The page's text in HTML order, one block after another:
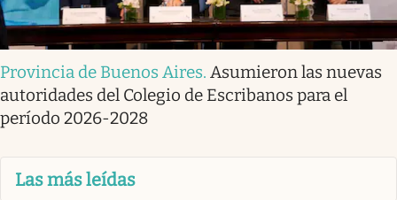
Provincia de Buenos Aires. Asumieron las nuevas
autoridades del Colegio de Escribanos para el
período 2026-2028
Las más leídas